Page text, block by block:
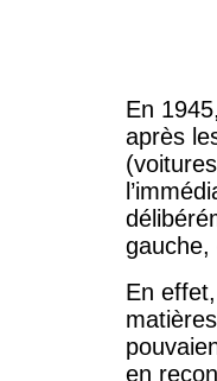
En
après
gauche,
En
en